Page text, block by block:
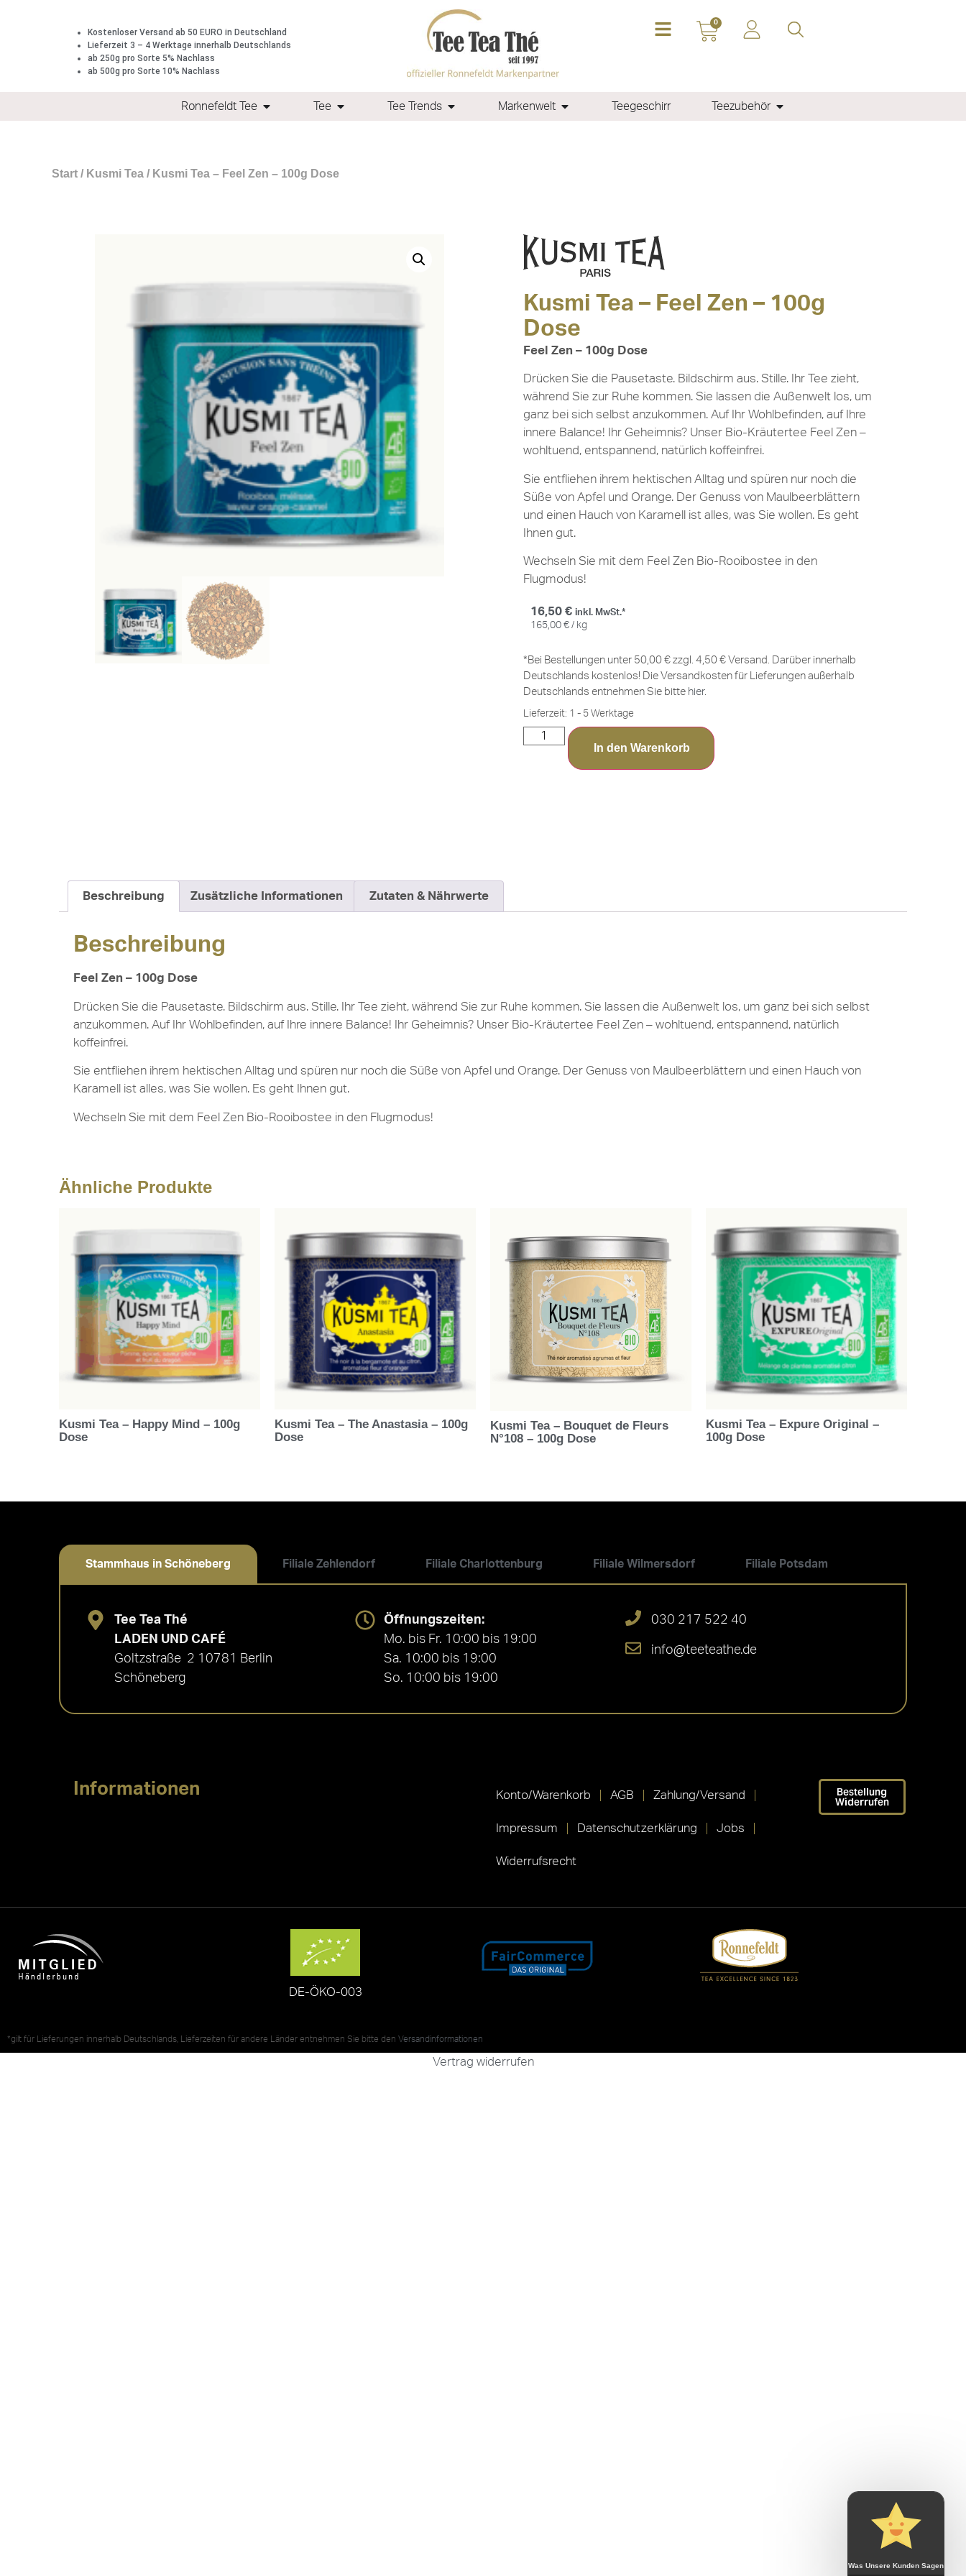
Kostenloser Versand ab 50 EURO in Deutschland
Lieferzeit 3 – 4 Werktage innerhalb Deutschlands
ab 250g pro Sorte 5% Nachlass
ab 500g pro Sorte 10% Nachlass
0
Ronnefeldt Tee Tee Tee Trends Markenwelt Teegeschirr Teezubehör
Start / Kusmi Tea / Kusmi Tea – Feel Zen – 100g Dose
Kusmi Tea – Feel Zen – 100g
Dose
Feel Zen – 100g Dose
Drücken Sie die Pausetaste. Bildschirm aus. Stille. Ihr Tee zieht,
während Sie zur Ruhe kommen. Sie lassen die Außenwelt los, um
ganz bei sich selbst anzukommen. Auf Ihr Wohlbefinden, auf Ihre
innere Balance! Ihr Geheimnis? Unser Bio-Kräutertee Feel Zen –
wohltuend, entspannend, natürlich koffeinfrei.
Sie entfliehen ihrem hektischen Alltag und spüren nur noch die
Süße von Apfel und Orange. Der Genuss von Maulbeerblättern
und einen Hauch von Karamell ist alles, was Sie wollen. Es geht
Ihnen gut.
Wechseln Sie mit dem Feel Zen Bio-Rooibostee in den
Flugmodus!
16,50 € inkl. MwSt.*
165,00 €/ kg
*Bei Bestellungen unter 50,00 € zzgl. 4,50 € Versand. Darüber innerhalb
Deutschlands kostenlos! Die Versandkosten für Lieferungen außerhalb
Deutschlands entnehmen Sie bitte hier.
Lieferzeit: 1 - 5 Werktage
In den Warenkorb
Beschreibung Zusätzliche Informationen Zutaten & Nährwerte
Beschreibung
Feel Zen – 100g Dose
Drücken Sie die Pausetaste. Bildschirm aus. Stille. Ihr Tee zieht, während Sie zur Ruhe kommen. Sie lassen die Außenwelt los, um ganz bei sich selbst
anzukommen. Auf Ihr Wohlbefinden, auf Ihre innere Balance! Ihr Geheimnis? Unser Bio-Kräutertee Feel Zen – wohltuend, entspannend, natürlich
koffeinfrei.
Sie entfliehen ihrem hektischen Alltag und spüren nur noch die Süße von Apfel und Orange. Der Genuss von Maulbeerblättern und einen Hauch von
Karamell ist alles, was Sie wollen. Es geht Ihnen gut.
Wechseln Sie mit dem Feel Zen Bio-Rooibostee in den Flugmodus!
Ähnliche Produkte
Kusmi Tea – Happy Mind – 100g
Dose
Kusmi Tea – The Anastasia – 100g
Dose
Kusmi Tea – Bouquet de Fleurs
N°108 – 100g Dose
Kusmi Tea – Expure Original –
100g Dose
Stammhaus in Schöneberg Filiale Zehlendorf Filiale Charlottenburg Filiale Wilmersdorf Filiale Potsdam
Tee Tea Thé
LADEN UND CAFÉ
Goltzstraße 2 10781 Berlin
Schöneberg
Öffnungszeiten:
Mo. bis Fr. 10:00 bis 19:00
Sa. 10:00 bis 19:00
So. 10:00 bis 19:00
030 217 522 40
info@teeteathe.de
Informationen Konto/Warenkorb AGB Zahlung/Versand
Impressum Datenschutzerklärung Jobs
Widerrufsrecht
Bestellung
Widerrufen
DE-ÖKO-003
*gilt für Lieferungen innerhalb Deutschlands, Lieferzeiten für andere Länder entnehmen Sie bitte den Versandinformationen
Vertrag widerrufen
Was Unsere Kunden Sagen